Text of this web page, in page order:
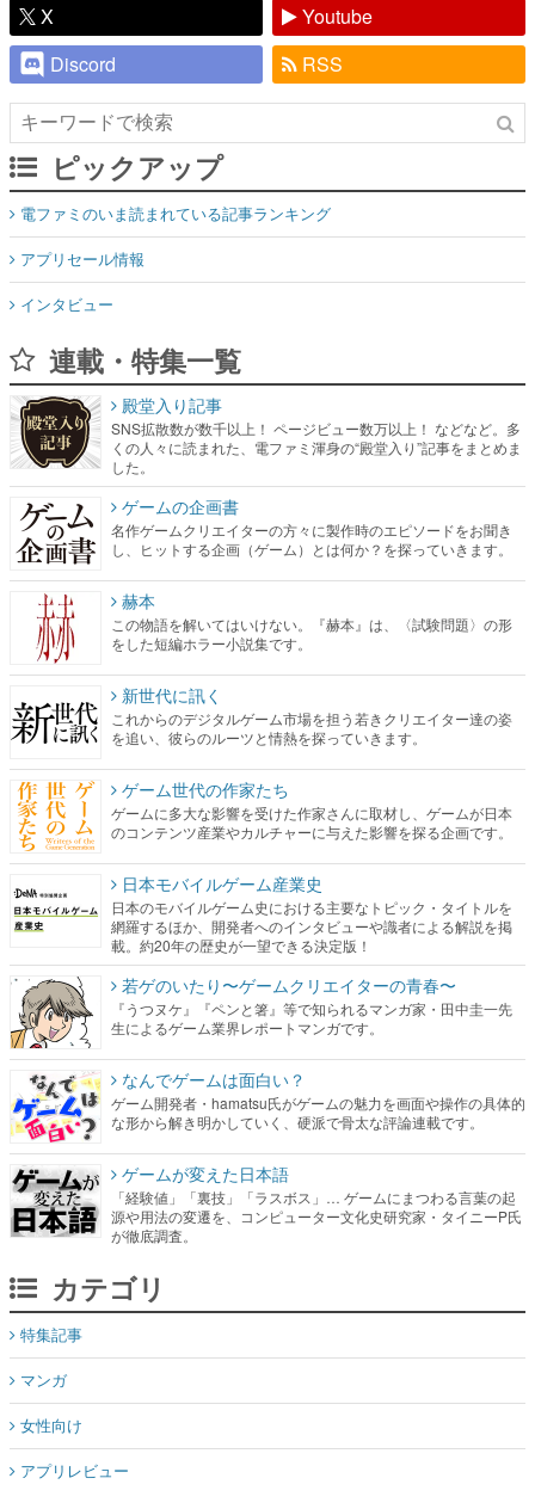
X
Youtube
Discord
RSS
ピックアップ
電ファミのいま読まれている記事ランキング
アプリセール情報
インタビュー
連載・特集一覧
殿堂入り記事
SNS拡散数が数千以上！ ページビュー数万以上！ などなど。多
くの人々に読まれた、電ファミ渾身の“殿堂入り”記事をまとめま
した。
ゲームの企画書
名作ゲームクリエイターの方々に製作時のエピソードをお聞き
し、ヒットする企画（ゲーム）とは何か？を探っていきます。
赫本
この物語を解いてはいけない。『赫本』は、〈試験問題〉の形
をした短編ホラー小説集です。
新世代に訊く
これからのデジタルゲーム市場を担う若きクリエイター達の姿
を追い、彼らのルーツと情熱を探っていきます。
ゲーム世代の作家たち
ゲームに多大な影響を受けた作家さんに取材し、ゲームが日本
のコンテンツ産業やカルチャーに与えた影響を探る企画です。
日本モバイルゲーム産業史
日本のモバイルゲーム史における主要なトピック・タイトルを
網羅するほか、開発者へのインタビューや識者による解説を掲
載。約20年の歴史が一望できる決定版！
若ゲのいたり〜ゲームクリエイターの青春〜
『うつヌケ』『ペンと箸』等で知られるマンガ家・田中圭一先
生によるゲーム業界レポートマンガです。
なんでゲームは面白い？
ゲーム開発者・hamatsu氏がゲームの魅力を画面や操作の具体的
な形から解き明かしていく、硬派で骨太な評論連載です。
ゲームが変えた日本語
「経験値」「裏技」「ラスボス」… ゲームにまつわる言葉の起
源や用法の変遷を、コンピューター文化史研究家・タイニーP氏
が徹底調査。
カテゴリ
特集記事
マンガ
女性向け
アプリレビュー